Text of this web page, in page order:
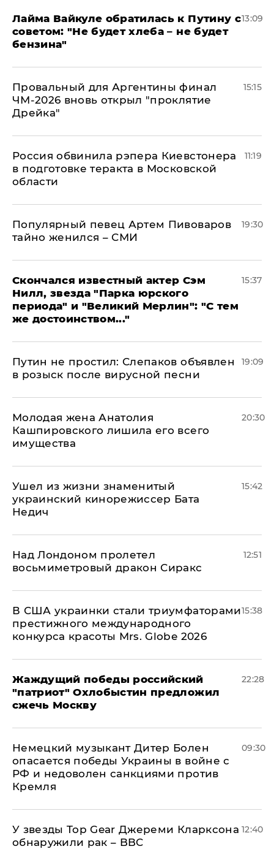
Лайма Вайкуле обратилась к Путину с
советом: "Не будет хлеба – не будет
бензина"
13:09
Провальный для Аргентины финал
ЧМ-2026 вновь открыл "проклятие
Дрейка"
15:15
Россия обвинила рэпера Киевстонера
в подготовке теракта в Московской
области
11:19
Популярный певец Артем Пивоваров
тайно женился – СМИ
19:30
Скончался известный актер Сэм
Нилл, звезда "Парка юрского
периода" и "Великий Мерлин": "С тем
же достоинством..."
15:37
Путин не простил: Слепаков объявлен
в розыск после вирусной песни
19:09
Молодая жена Анатолия
Кашпировского лишила его всего
имущества
20:30
Ушел из жизни знаменитый
украинский кинорежиссер Бата
Недич
15:42
Над Лондоном пролетел
восьмиметровый дракон Сиракс
12:51
В США украинки стали триумфаторами
престижного международного
конкурса красоты Mrs. Globe 2026
15:38
Жаждущий победы российский
"патриот" Охлобыстин предложил
сжечь Москву
22:28
Немецкий музыкант Дитер Болен
опасается победы Украины в войне с
РФ и недоволен санкциями против
Кремля
09:30
У звезды Top Gear Джереми Кларксона
обнаружили рак – BBC
12:40